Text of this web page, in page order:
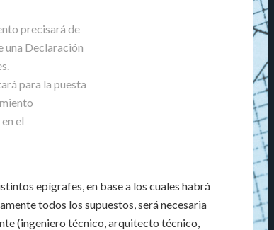
precisará de
una Declaración
para la puesta
el
epígrafes, en base a los cuales habrá
todos los supuestos, será necesaria
(ingeniero técnico, arquitecto técnico,